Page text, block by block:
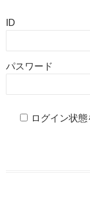
ID
パスワード
ログイン状